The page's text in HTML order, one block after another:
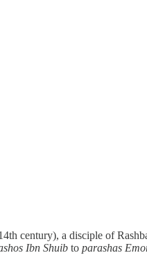
century), a disciple of
Ibn Shuib to parashas